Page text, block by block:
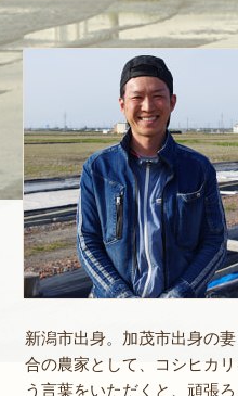
新潟市出身。加茂市出身の
合の農家として、コシヒカ
う言葉をいただくと、頑張